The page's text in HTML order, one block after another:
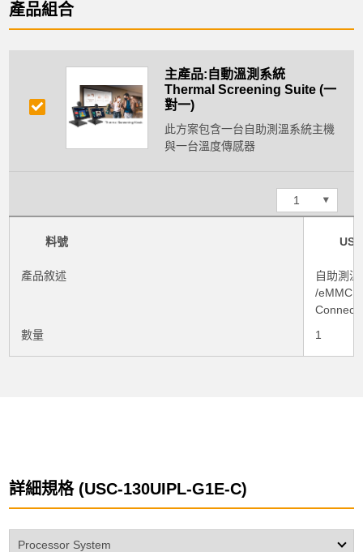
產品已加入購物車
> 前往結帳
產品組合
主產品:自動溫測系統
Thermal Screening Suite (一
對一)
此方案包含一台自助測溫系統主機
與一台溫度傳感器
料號
產品敘述
數量
自助測
/eMMC
Connect
1
詳細規格 (USC-130UIPL-G1E-C)
Processor System